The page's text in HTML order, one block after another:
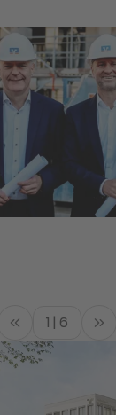
1 | 6